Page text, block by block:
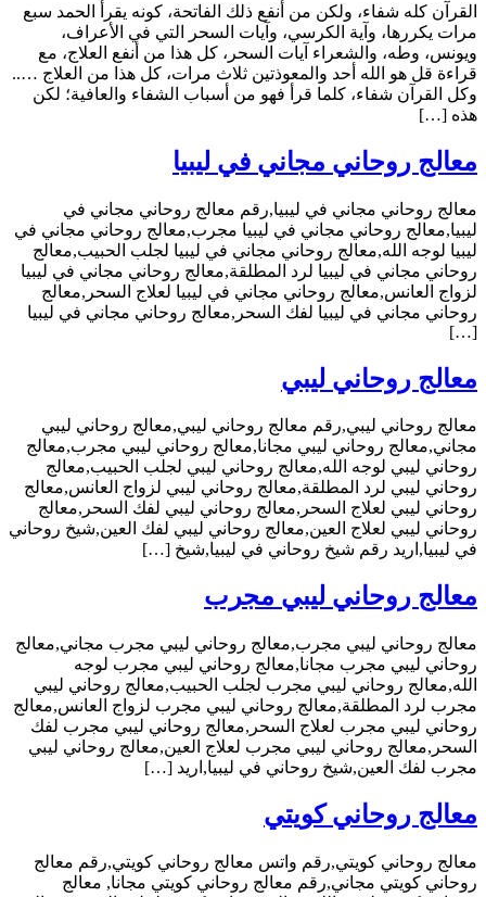
القرآن كله شفاء، ولكن من أنفع ذلك الفاتحة، كونه يقرأ الحمد سبع
مرات يكررها، وآية الكرسي، وآيات السحر التي في الأعراف،
ويونس، وطه، والشعراء آيات السحر، كل هذا من أنفع العلاج، مع
قراءة قل هو الله أحد والمعوذتين ثلاث مرات، كل هذا من العلاج …..
وكل القرآن شفاء، كلما قرأ فهو من أسباب الشفاء والعافية؛ لكن
هذه […]
معالج روحاني مجاني في ليبيا
معالج روحاني مجاني في ليبيا,رقم معالج روحاني مجاني في
ليبيا,معالج روحاني مجاني في ليبيا مجرب,معالج روحاني مجاني في
ليبيا لوجه الله,معالج روحاني مجاني في ليبيا لجلب الحبيب,معالج
روحاني مجاني في ليبيا لرد المطلقة,معالج روحاني مجاني في ليبيا
لزواج العانس,معالج روحاني مجاني في ليبيا لعلاج السحر,معالج
روحاني مجاني في ليبيا لفك السحر,معالج روحاني مجاني في ليبيا
[…]
معالج روحاني ليبي
معالج روحاني ليبي,رقم معالج روحاني ليبي,معالج روحاني ليبي
مجاني,معالج روحاني ليبي مجانا,معالج روحاني ليبي مجرب,معالج
روحاني ليبي لوجه الله,معالج روحاني ليبي لجلب الحبيب,معالج
روحاني ليبي لرد المطلقة,معالج روحاني ليبي لزواج العانس,معالج
روحاني ليبي لعلاج السحر,معالج روحاني ليبي لفك السحر,معالج
روحاني ليبي لعلاج العين,معالج روحاني ليبي لفك العين,شيخ روحاني
في ليبيا,اريد رقم شيخ روحاني في ليبيا,شيخ […]
معالج روحاني ليبي مجرب
معالج روحاني ليبي مجرب,معالج روحاني ليبي مجرب مجاني,معالج
روحاني ليبي مجرب مجانا,معالج روحاني ليبي مجرب لوجه
الله,معالج روحاني ليبي مجرب لجلب الحبيب,معالج روحاني ليبي
مجرب لرد المطلقة,معالج روحاني ليبي مجرب لزواج العانس,معالج
روحاني ليبي مجرب لعلاج السحر,معالج روحاني ليبي مجرب لفك
السحر,معالج روحاني ليبي مجرب لعلاج العين,معالج روحاني ليبي
مجرب لفك العين,شيخ روحاني في ليبيا,اريد […]
معالج روحاني كويتي
معالج روحاني كويتي,رقم واتس معالج روحاني كويتي,رقم معالج
روحاني كويتي مجاني,رقم معالج روحاني كويتي مجانا, معالج